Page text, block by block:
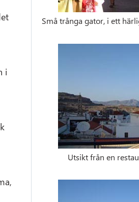
i
Små trånga gator, i ett
Utsikt från en